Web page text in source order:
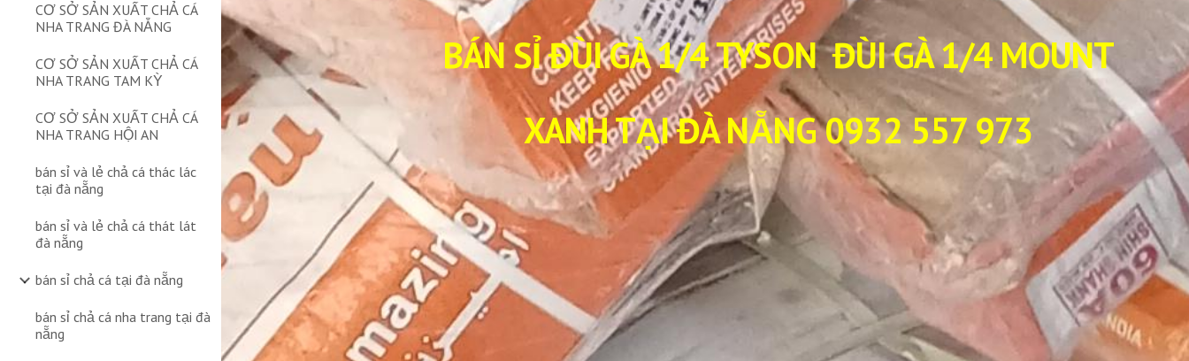
CƠ SỞ SẢN XUẤT CHẢ CÁ
NHA TRANG ĐÀ NẴNG
CƠ SỞ SẢN XUẤT CHẢ CÁ
NHA TRANG TAM KỲ
CƠ SỞ SẢN XUẤT CHẢ CÁ
NHA TRANG HỘI AN
bán sỉ và lẻ chả cá thác lác
tại đà nẵng
bán sỉ và lẻ chả cá thát lát
đà nẵng
bán sỉ chả cá tại đà nẵng
bán sỉ chả cá nha trang tại đà
nẵng
BÁN SỈ ĐÙI GÀ 1/4 TYSON ĐÙI GÀ 1/4 MOUNT
XANH TẠI ĐÀ NẴNG 0932 557 973